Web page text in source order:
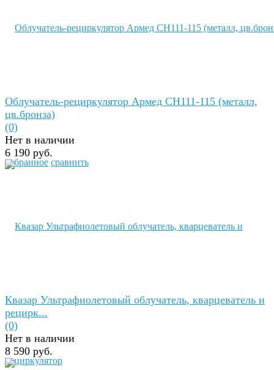
избранное сравнить
Облучатель-рециркулятор Армед СН111-115 (металл,
цв.бронза)
(0)
Нет в наличии
6 190 руб.
Квазар Ультрафиолетовый облучатель, кварцеватель и
рецирк...
(0)
Нет в наличии
8 590 руб.